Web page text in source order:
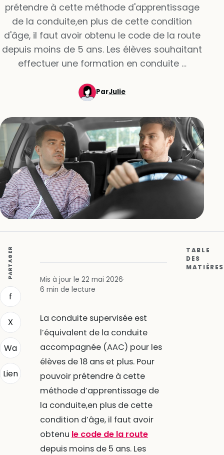
prétendre à cette méthode d'apprentissage
de la conduite,en plus de cette condition
d'âge, il faut avoir obtenu le code de la route
depuis moins de 5 ans. Les élèves souhaitant
effectuer une formation en conduite …
ParJulie
PARTAGER
f
X
Wa
Lien
Mis à jour le 22 mai 2026·
6 min de lecture
La conduite supervisée est
l’équivalent de la conduite
accompagnée (AAC) pour les
élèves de 18 ans et plus. Pour
pouvoir prétendre à cette
méthode d’apprentissage de
la conduite,en plus de cette
condition d’âge, il faut avoir
obtenu le code de la route
depuis moins de 5 ans. Les
TABLE
DES
MATIÈRES